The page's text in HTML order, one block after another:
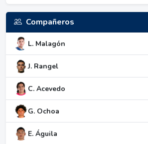
Compañeros
L. Malagón
J. Rangel
C. Acevedo
G. Ochoa
E. Águila